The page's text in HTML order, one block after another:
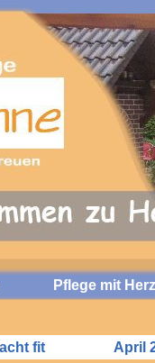
Pflege mit Herz
fit April